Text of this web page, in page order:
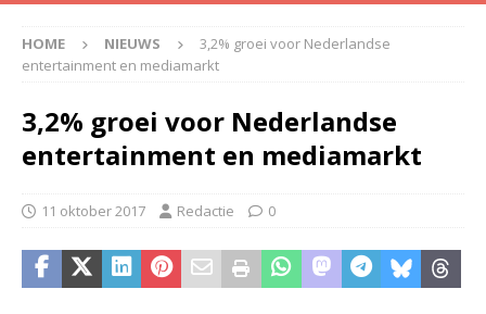
HOME NIEUWS
3,2% groei voor Nederlandse
entertainment en mediamarkt
3,2% groei voor Nederlandse
entertainment en mediamarkt
11 oktober 2017 Redactie 0